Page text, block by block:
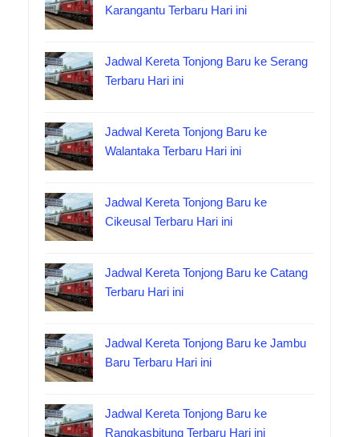
Karangantu Terbaru Hari ini
Jadwal Kereta Tonjong Baru ke Serang
Terbaru Hari ini
Jadwal Kereta Tonjong Baru ke
Walantaka Terbaru Hari ini
Jadwal Kereta Tonjong Baru ke
Cikeusal Terbaru Hari ini
Jadwal Kereta Tonjong Baru ke Catang
Terbaru Hari ini
Jadwal Kereta Tonjong Baru ke Jambu
Baru Terbaru Hari ini
Jadwal Kereta Tonjong Baru ke
Rangkasbitung Terbaru Hari ini